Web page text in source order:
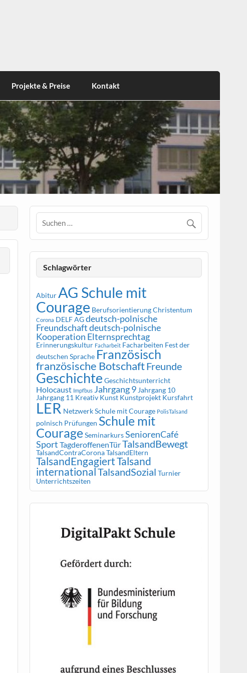
Projekte & Preise Kontakt
Schlagwörter
AbiturAG Schule mit
Courage BerufsorientierungChristentum
Corona DELF AGdeutsch-polnische
Freundschaftdeutsch-polnische
Kooperation Elternsprechtag
Erinnerungskultur Facharbeit Facharbeiten Fest der
deutschen Sprache Französisch
französische BotschaftFreunde
Geschichte Geschichtsunterricht
Holocaust Impfbus Jahrgang 9 Jahrgang 10
Jahrgang 11 Kreativ Kunst Kunstprojekt Kursfahrt
LER Netzwerk Schule mit Courage PolisTalsand
polnisch Prüfungen Schule mit
Courage SeminarkursSeniorenCafé
Sport TagderoffenenTürTalsandBewegt
TalsandContraCoronaTalsandEltern
TalsandEngagiertTalsand
internationalTalsandSozial Turnier
Unterrichtszeiten